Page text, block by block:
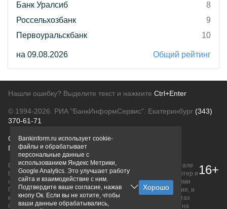
Банк Уралсиб
8
Россельхозбанк
9
Первоуральскбанк
10
на 09.08.2026 Общий рейтинг
Нашли ошибку? Выделите текст и нажмите Ctrl+Enter
© 1994-2026. РИА "БанкИнформСервис". Екатеринбург (343)
370-61-71
О проектеПолитика конфиденциальности
Правовая информацияДля рекламодателей
Вся информация о продуктах банков, размещенная на портале
bankinform.ru, носит исключительно ознакомительный характер и
не является публичной офертой, определяемой положениями
ГК РФ. Информация не содержит точного и полного описания, и
может быть изменена. Конечные условия уточняйте на сайтах
банков или при личном обращении. Исключительное право на
16+
Bankinform.ru использует cookie-
файлы и обрабатывает
персональные данные с
использованием Яндекс Метрики,
Google Analytics. Это улучшает работу
сайта и взаимодействие с ним.
Подтвердите ваше согласие, нажав
кнопу Ок. Если вы не хотите, чтобы
ваши данные обрабатывались,